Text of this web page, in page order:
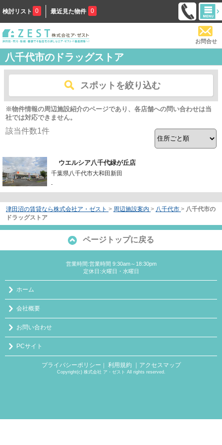
検討リスト 0 最近見た物件 0
お問合せ
八千代市のドラッグストア
スポットを絞り込む
※物件情報の周辺施設紹介のページであり、各店舗への問い合わせは当
社では対応できません。
該当件数1件
ウエルシア八千代緑が丘店
千葉県八千代市大和田新田
-
津田沼の賃貸なら株式会社ア・ゼスト > 周辺施設案内 > 八千代市 > 八千代市の
ドラッグストア
ページトップに戻る
営業時間:営業時間 9:30am～18:30pm
定休日:火曜日・水曜日
ホーム
会社概要
お問い合わせ
PCサイト
プライバシーポリシー ｜ 利用規約 ｜アクセスマップ
Copyright(c) 株式会社 ア・ゼスト All rights reserved.